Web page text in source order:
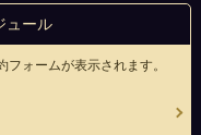
ュール
ォームが表示されます。